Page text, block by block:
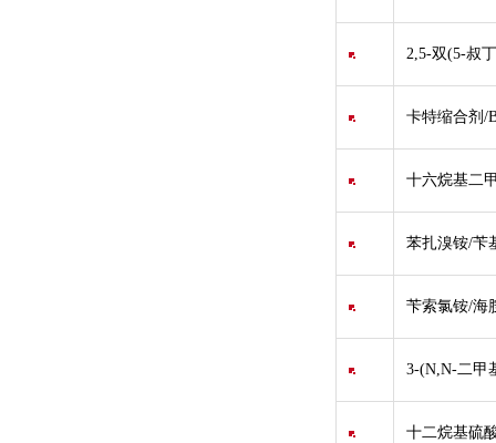
2,5-双(5-叔
卡特缩合剂/
十六烷基二
苯扎溴铵/苄
苄索氯铵/海
3-(N,N-二甲
十二烷基硫